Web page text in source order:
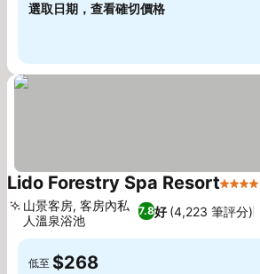
選取日期，查看確切價格
Lido Forestry Spa Resort4 星級
7.8好 (4,223 筆評分)
山景客房, 客房內私
人溫泉浴池
低至 $268